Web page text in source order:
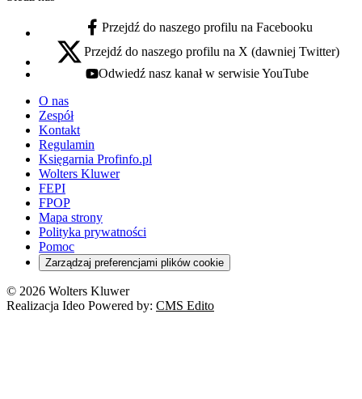
facebook - otwiera się w nowej karcie
Przejdź do naszego profilu na Facebooku
x - otwiera się w nowej karcie
Przejdź do naszego profilu na X (dawniej Twitter)
youtube - otwiera się w nowej karcie
Odwiedź nasz kanał w serwisie YouTube
O nas
Zespół
Kontakt
Regulamin
Księgarnia Profinfo.pl
Wolters Kluwer
FEPI
FPOP
Mapa strony
Polityka prywatności
Pomoc
Zarządzaj preferencjami plików cookie
© 2026 Wolters Kluwer
Realizacja Ideo Powered by: CMS Edito